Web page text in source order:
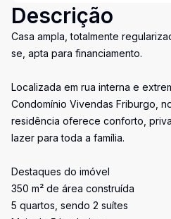
Descrição
Casa ampla, totalmente
se, apta para financiamento.
Localizada em rua interna e
Condomínio Vivendas Friburgo,
residência oferece conforto,
lazer para toda a família.
Destaques do imóvel
350 m² de área construída
5 quartos, sendo 2 suítes